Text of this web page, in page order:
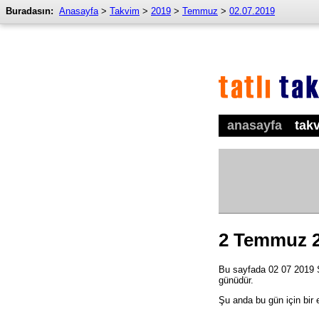
anasayfa
Buradasın: Anasayfa> Takvim > 2019 > Temmuz > 02.07.2019
2 Temmuz
Bu sayfada 02 07 2019
günüdür.
Şu anda bu gün için bir